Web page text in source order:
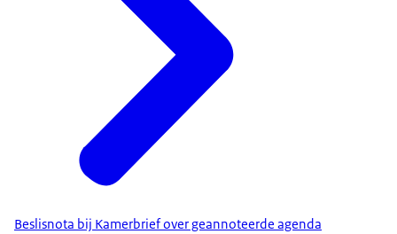
Beslisnota bij Kamerbrief over geannoteerde agenda